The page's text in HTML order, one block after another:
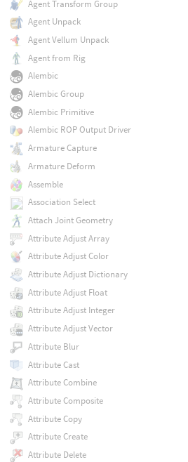
Agent Transform Group
Agent Unpack
Agent Vellum Unpack
Agent from Rig
Alembic
Alembic Group
Alembic Primitive
Alembic ROP Output Driver
Armature Capture
Armature Deform
Assemble
Association Select
Attach Joint Geometry
Attribute Adjust Array
Attribute Adjust Color
Attribute Adjust Dictionary
Attribute Adjust Float
Attribute Adjust Integer
Attribute Adjust Vector
Attribute Blur
Attribute Cast
Attribute Combine
Attribute Composite
Attribute Copy
Attribute Create
Attribute Delete